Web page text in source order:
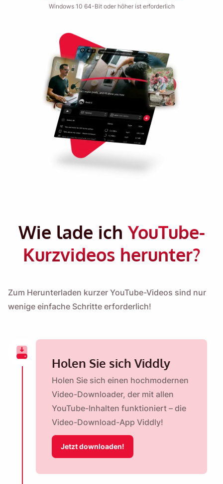
Windows 10 64-Bit oder höher ist erforderlich
Wie lade ich YouTube-
Kurzvideos herunter?
Zum Herunterladen kurzer YouTube-Videos sind nur
wenige einfache Schritte erforderlich!
Holen Sie sich Viddly
Holen Sie sich einen hochmodernen
Video-Downloader, der mit allen
YouTube-Inhalten funktioniert – die
Video-Download-App Viddly!
Jetzt downloaden!